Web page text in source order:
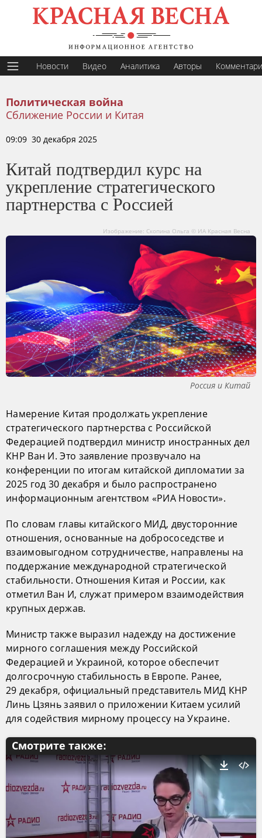
Новости Видео Аналитика Авторы
Политическая война
Сближение России и Китая
09:09 30 декабря 2025
Китай подтвердил курс на
укрепление стратегического
партнерства с Россией
Изображение: Скопина Ольга © ИА Красная Весна
Россия и Китай
Намерение Китая продолжать укрепление
стратегического партнерства с Российской
Федерацией подтвердил министр иностранных дел
КНР Ван И. Это заявление прозвучало на
конференции по итогам китайской дипломатии за
2025 год 30 декабря и было распространено
информационным агентством «РИА Новости».
По словам главы китайского МИД, двусторонние
отношения, основанные на добрососедстве и
взаимовыгодном сотрудничестве, направлены на
поддержание международной стратегической
стабильности. Отношения Китая и России, как
отметил Ван И, служат примером взаимодействия
крупных держав.
Министр также выразил надежду на достижение
мирного соглашения между Российской
Федерацией и Украиной, которое обеспечит
долгосрочную стабильность в Европе. Ранее,
29 декабря, официальный представитель МИД КНР
Линь Цзянь заявил о приложении Китаем усилий
для содействия мирному процессу на Украине.
Смотрите также: